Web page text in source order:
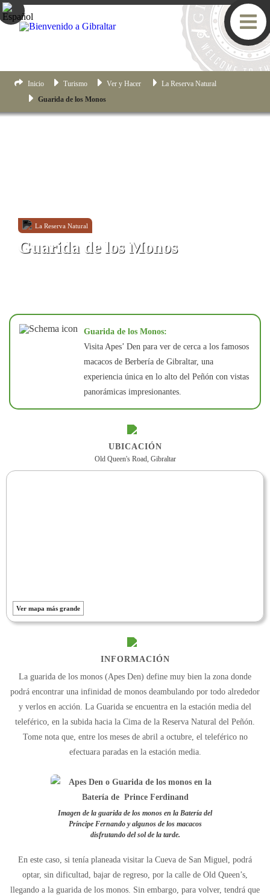
Inicio Turismo Ver y Hacer
La Reserva Natural
Guarida de los Monos
La Reserva Natural
Guarida de los Monos
Guarida de los Monos:
Visita Apes’ Den para ver de cerca a los famosos
macacos de Berbería de Gibraltar, una
experiencia única en lo alto del Peñón con vistas
panorámicas impresionantes.
UBICACIÓN
Old Queen's Road, Gibraltar
Ver mapa más grande
INFORMACIÓN
La guarida de los monos (Apes Den) define muy bien la zona donde
podrá encontrar una infinidad de monos deambulando por todo alrededor
y verlos en acción. La Guarida se encuentra en la estación media del
teleférico, en la subida hacia la Cima de la Reserva Natural del Peñón.
Tome nota que, entre los meses de abril a octubre, el teleférico no
efectuara paradas en la estación media.
Imagen de la guarida de los monos en la Batería del
Príncipe Fernando y algunos de los macacos
disfrutando del sol de la tarde.
En este caso, si tenía planeada visitar la Cueva de San Miguel, podrá
optar, sin dificultad, bajar de regreso, por la calle de Old Queen’s,
llegando a la guarida de los monos. Sin embargo, para volver, tendrá que